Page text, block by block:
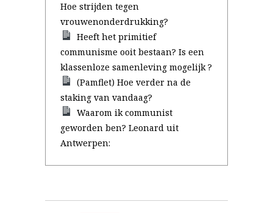
Hoe strijden tegen
vrouwenonderdrukking?
Heeft het primitief
communisme ooit bestaan? Is een
klassenloze samenleving mogelijk ?
(Pamflet) Hoe verder na de
staking van vandaag?
Waarom ik communist
geworden ben? Leonard uit
Antwerpen: